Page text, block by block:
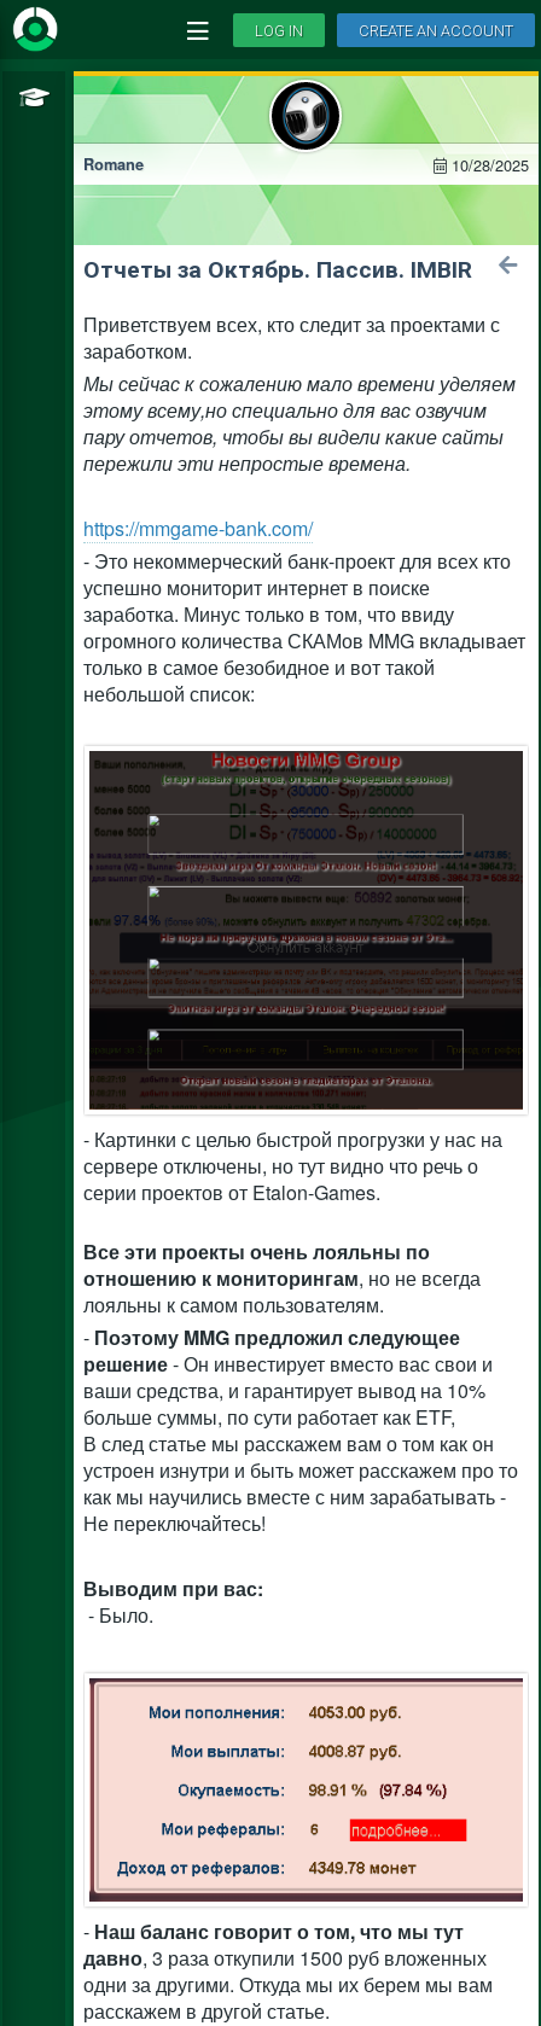
LOG IN CREATE AN ACCOUNT
Romane 10/28/2025
Отчеты за Октябрь. Пассив. IMBIR
Приветствуем всех, кто следит за проектами с
заработком.
Мы сейчас к сожалению мало времени уделяем
этому всему,но специально для вас озвучим
пару отчетов, чтобы вы видели какие сайты
пережили эти непростые времена.
https://mmgame-bank.com/
- Это некоммерческий банк-проект для всех кто
успешно мониторит интернет в поиске
заработка. Минус только в том, что ввиду
огромного количества СКАМов MMG вкладывает
только в самое безобидное и вот такой
небольшой список:
- Картинки с целью быстрой прогрузки у нас на
сервере отключены, но тут видно что речь о
серии проектов от Etalon-Games.
Все эти проекты очень лояльны по
отношению к мониторингам, но не всегда
лояльны к самом пользователям.
- Поэтому MMG предложил следующее
решение- Он инвестирует вместо вас свои и
ваши средства, и гарантирует вывод на 10%
больше суммы, по сути работает как ETF,
В след статье мы расскажем вам о том как он
устроен изнутри и быть может расскажем про то
как мы научились вместе с ним зарабатывать -
Не переключайтесь!
Выводим при вас:
- Было.
- Наш баланс говорит о том, что мы тут
давно, 3 раза откупили 1500 руб вложенных
одни за другими. Откуда мы их берем мы вам
расскажем в другой статье.